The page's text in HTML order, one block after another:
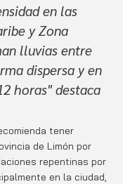
en las
y Zona
lluvias entre
dispersa y en
horas" destaca
tener
de Limón por
repentinas por
en la ciudad,